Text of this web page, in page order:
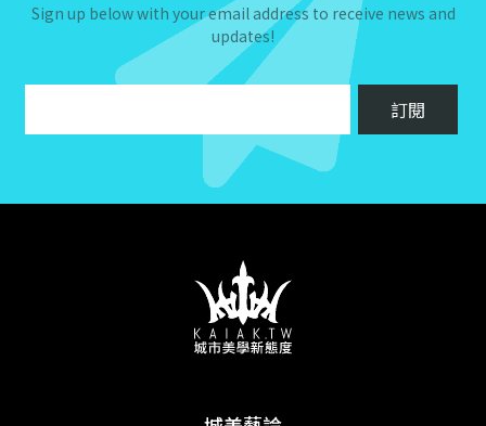
Sign up below with your email address to receive news and
updates!